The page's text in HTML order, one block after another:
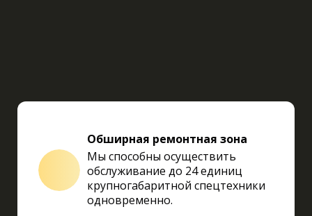
Обширная ремонтная зона
Мы способны осуществить
обслуживание до 24 единиц
крупногабаритной спецтехники
одновременно.